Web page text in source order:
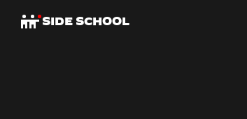
SIDE SCHOOL